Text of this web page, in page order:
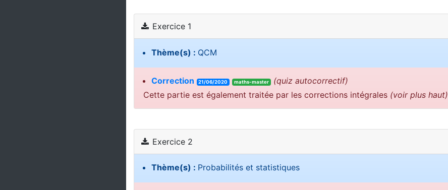
Exercice 1
Thème(s) : QCM
Correction 21/06/2020 maths-master
(quiz autocorrectif)
Cette partie est également traitée par les corrections intégrales (voir plus haut)
Exercice 2
Thème(s) : Probabilités et statistiques